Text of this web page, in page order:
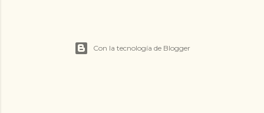
Con la tecnología de Blogger